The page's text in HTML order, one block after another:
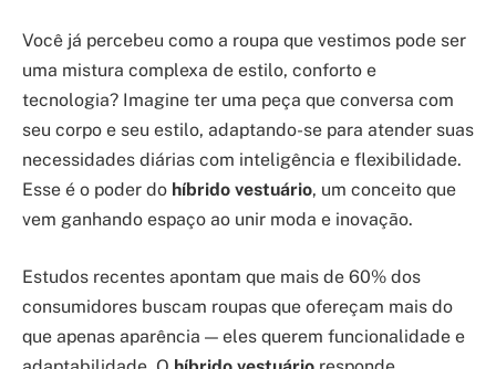
Você já percebeu como a roupa que vestimos pode ser
uma mistura complexa de estilo, conforto e
tecnologia? Imagine ter uma peça que conversa com
seu corpo e seu estilo, adaptando-se para atender suas
necessidades diárias com inteligência e flexibilidade.
Esse é o poder do híbrido vestuário, um conceito que
vem ganhando espaço ao unir moda e inovação.
Estudos recentes apontam que mais de 60% dos
consumidores buscam roupas que ofereçam mais do
que apenas aparência — eles querem funcionalidade e